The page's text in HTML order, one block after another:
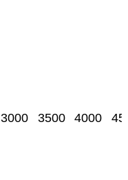
3000 3500 4000